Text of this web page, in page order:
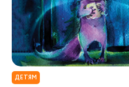
ДЕТЯМ